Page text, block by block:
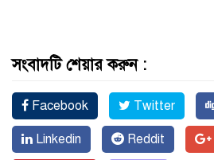
সংবাদটি শেয়ার করুন :
Facebook Twitter
Linkedin Reddit